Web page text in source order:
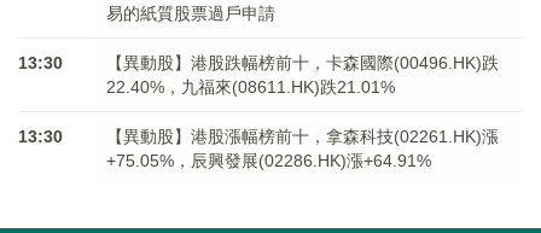
易的紙質股票過戶申請
13:30
【異動股】港股跌幅榜前十，卡森國際(00496.HK)跌
22.40%，九福來(08611.HK)跌21.01%
13:30
【異動股】港股漲幅榜前十，拿森科技(02261.HK)漲
+75.05%，辰興發展(02286.HK)漲+64.91%